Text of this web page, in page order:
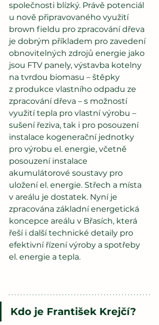
společnosti blízký. Právě potenciál
u nově připravovaného využití
brown fieldu pro zpracování dřeva
je dobrým příkladem pro zavedení
obnovitelných zdrojů energie jako
jsou FTV panely, výstavba kotelny
na tvrdou biomasu – štěpky
z produkce vlastního odpadu ze
zpracování dřeva – s možností
využití tepla pro vlastní výrobu –
sušení řeziva, tak i pro posouzení
instalace kogenerační jednotky
pro výrobu el. energie, včetně
posouzení instalace
akumulátorové soustavy pro
uložení el. energie. Střech a místa
v areálu je dostatek. Nyní je
zpracována základní energetická
koncepce areálu v Břasích, která
řeší i další technické detaily pro
efektivní řízení výroby a spotřeby
el. energie a tepla.
Kdo je František Krejčí?